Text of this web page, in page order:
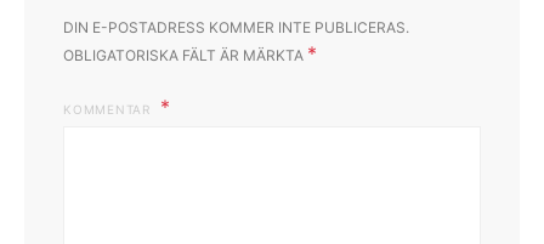
DIN E-POSTADRESS KOMMER INTE PUBLICERAS.
OBLIGATORISKA FÄLT ÄR MÄRKTA *
KOMMENTAR